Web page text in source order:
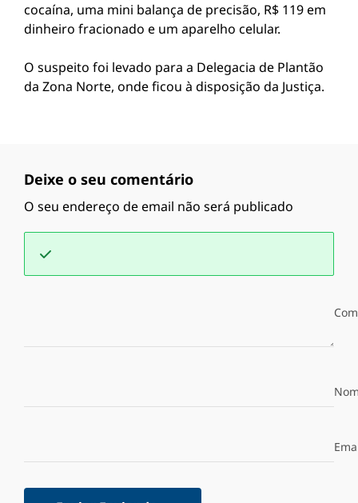
cocaína, uma mini balança de precisão, R$ 119 em
dinheiro fracionado e um aparelho celular.
O suspeito foi levado para a Delegacia de Plantão
da Zona Norte, onde ficou à disposição da Justiça.
Deixe o seu comentário
O seu endereço de email não será publicado